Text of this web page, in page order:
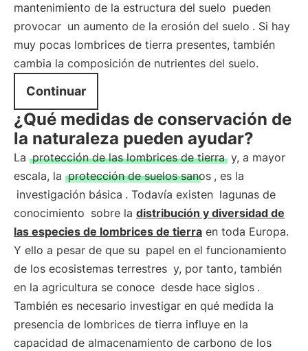
mantenimiento de la estructura del suelo pueden
provocar un aumento de la erosión del suelo . Si hay
muy pocas lombrices de tierra presentes, también
cambia la composición de nutrientes del suelo.
Continuar
¿Qué medidas de conservación de
la naturaleza pueden ayudar?
La protección de las lombrices de tierra y, a mayor
escala, la protección de suelos sanos , es la
investigación básica . Todavía existen lagunas de
conocimiento sobre la distribución y diversidad de
las especies de lombrices de tierra en toda Europa.
Y ello a pesar de que su papel en el funcionamiento
de los ecosistemas terrestres y, por tanto, también
en la agricultura se conoce desde hace siglos .
También es necesario investigar en qué medida la
presencia de lombrices de tierra influye en la
capacidad de almacenamiento de carbono de los